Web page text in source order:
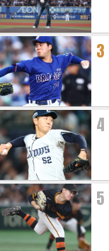
3
4
5